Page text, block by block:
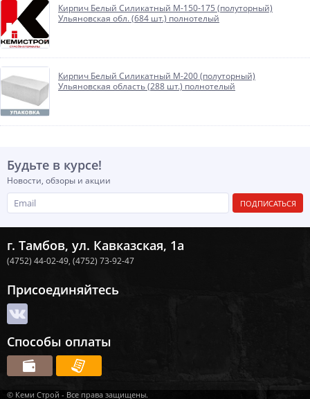
Кирпич Белый Силикатный М-150-175 (полуторный)
Ульяновская обл. (684 шт.) полнотелый
Кирпич Белый Силикатный М-200 (полуторный)
Ульяновская область (288 шт.) полнотелый
Будьте в курсе!
Новости, обзоры и акции
ПОДПИСАТЬСЯ
г. Тамбов, ул. Кавказская, 1а
(4752) 44-02-49, (4752) 73-92-47
Присоединяйтесь
Способы оплаты
© Кеми Строй - Все права защищены.